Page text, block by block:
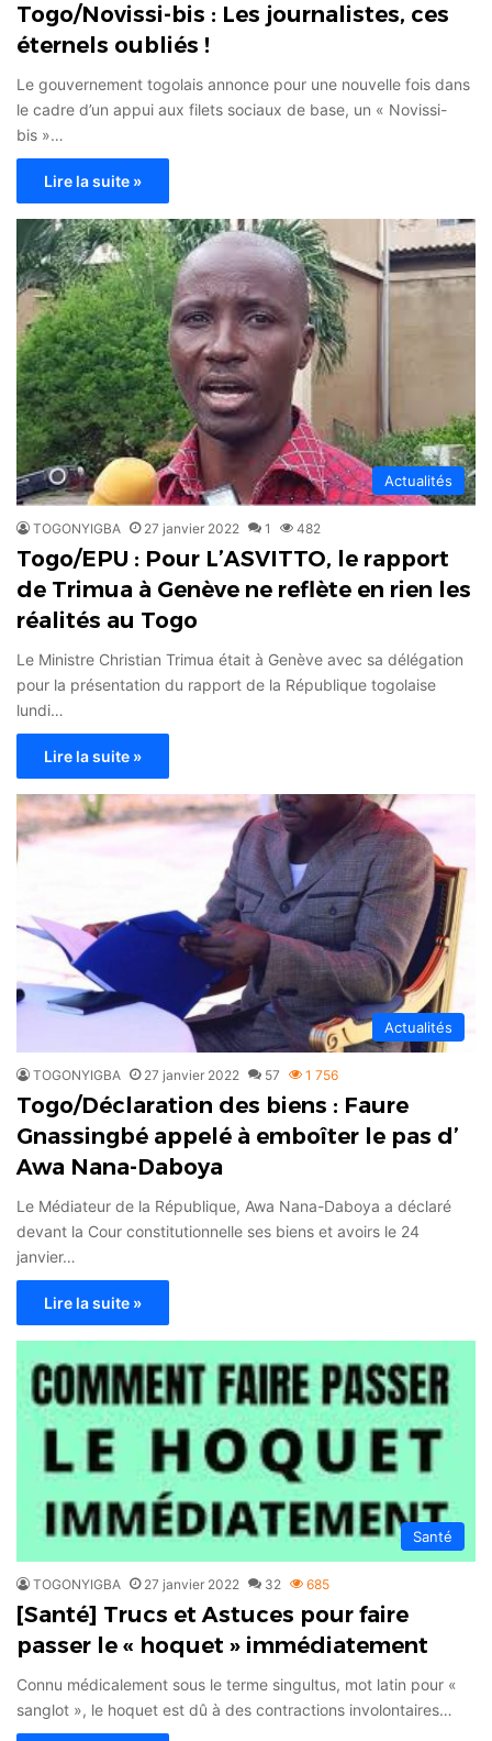
Togo/Novissi-bis : Les journalistes, ces
éternels oubliés !
Le gouvernement togolais annonce pour une nouvelle fois dans
le cadre d’un appui aux filets sociaux de base, un « Novissi-
bis »…
Lire la suite »
Actualités
TOGONYIGBA 27 janvier 2022 1 482
Togo/EPU : Pour L’ASVITTO, le rapport
de Trimua à Genève ne reflète en rien les
réalités au Togo
Le Ministre Christian Trimua était à Genève avec sa délégation
pour la présentation du rapport de la République togolaise
lundi…
Lire la suite »
Actualités
TOGONYIGBA 27 janvier 2022 57 1 756
Togo/Déclaration des biens : Faure
Gnassingbé appelé à emboîter le pas d’
Awa Nana-Daboya
Le Médiateur de la République, Awa Nana-Daboya a déclaré
devant la Cour constitutionnelle ses biens et avoirs le 24
janvier…
Lire la suite »
Santé
TOGONYIGBA 27 janvier 2022 32 685
[Santé] Trucs et Astuces pour faire
passer le « hoquet » immédiatement
Connu médicalement sous le terme singultus, mot latin pour «
sanglot », le hoquet est dû à des contractions involontaires…